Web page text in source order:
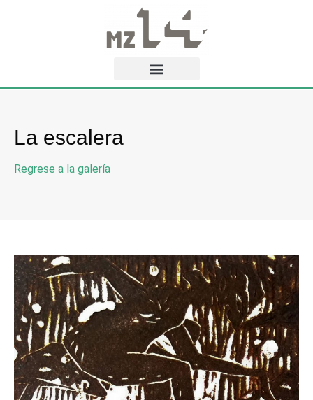
La escalera
Regrese a la galería